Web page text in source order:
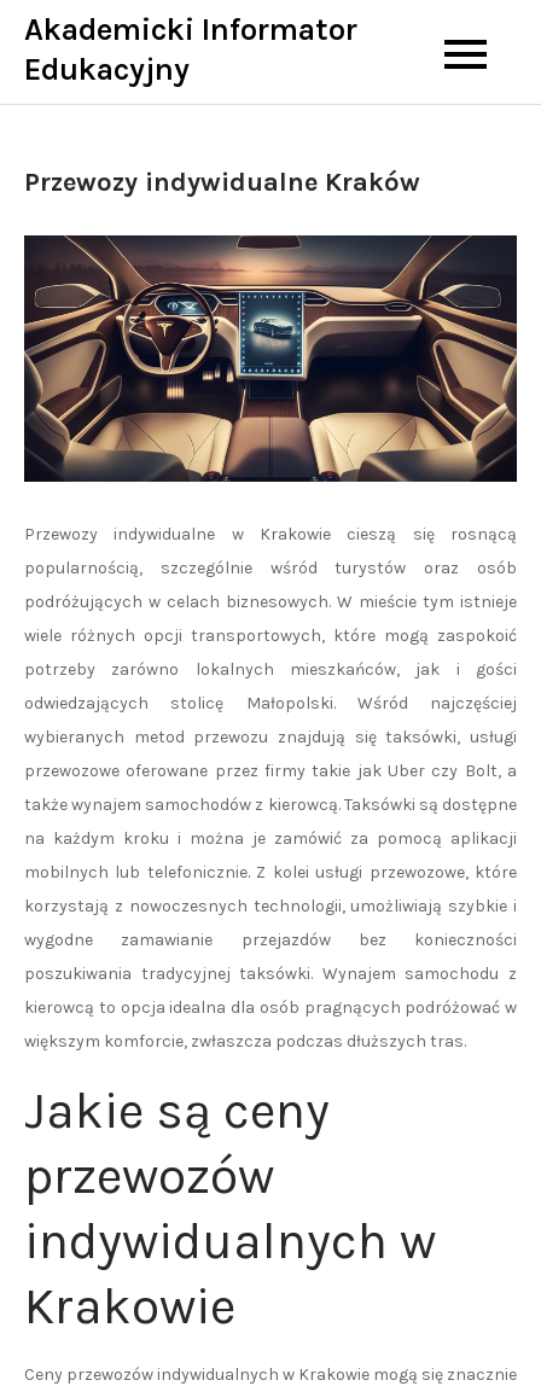
Skip
content
Akademicki Informator
Edukacyjny
Przewozy indywidualne Kraków
Przewozy indywidualne w Krakowie cieszą się rosnącą
popularnością, szczególnie wśród turystów oraz osób
podróżujących w celach biznesowych. W mieście tym istnieje
wiele różnych opcji transportowych, które mogą zaspokoić
potrzeby zarówno lokalnych mieszkańców, jak i gości
odwiedzających stolicę Małopolski. Wśród najczęściej
wybieranych metod przewozu znajdują się taksówki, usługi
przewozowe oferowane przez firmy takie jak Uber czy Bolt, a
także wynajem samochodów z kierowcą. Taksówki są dostępne
na każdym kroku i można je zamówić za pomocą aplikacji
mobilnych lub telefonicznie. Z kolei usługi przewozowe, które
korzystają z nowoczesnych technologii, umożliwiają szybkie i
wygodne zamawianie przejazdów bez konieczności
poszukiwania tradycyjnej taksówki. Wynajem samochodu z
kierowcą to opcja idealna dla osób pragnących podróżować w
większym komforcie, zwłaszcza podczas dłuższych tras.
Jakie są ceny
przewozów
indywidualnych w
Krakowie
Ceny przewozów indywidualnych w Krakowie mogą się znacznie